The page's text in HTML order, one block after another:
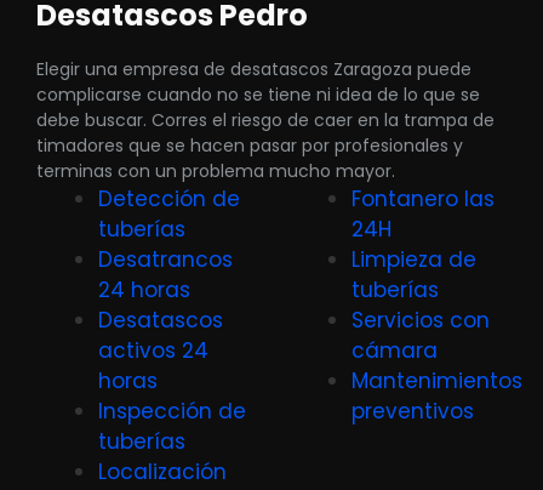
Desatascos Pedro
Elegir una empresa de desatascos Zaragoza puede
complicarse cuando no se tiene ni idea de lo que se
debe buscar. Corres el riesgo de caer en la trampa de
timadores que se hacen pasar por profesionales y
terminas con un problema mucho mayor.
Detección de
tuberías
Desatrancos
24 horas
Desatascos
activos 24
horas
Inspección de
tuberías
Localización
Fontanero las
24H
Limpieza de
tuberías
Servicios con
cámara
Mantenimientos
preventivos